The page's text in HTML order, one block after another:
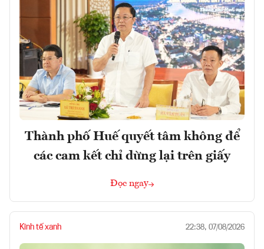
Thành phố Huế quyết tâm không để
các cam kết chỉ dừng lại trên giấy
Đọc ngay
Kinh tế xanh 22:38, 07/08/2026